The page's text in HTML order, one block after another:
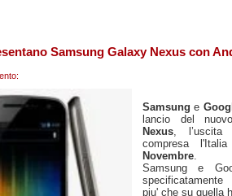
Samsung Galaxy Nexus con
Samsunge
lancio del
Nexus ,
compresa
Novembre
Samsung e
piu' che su quella